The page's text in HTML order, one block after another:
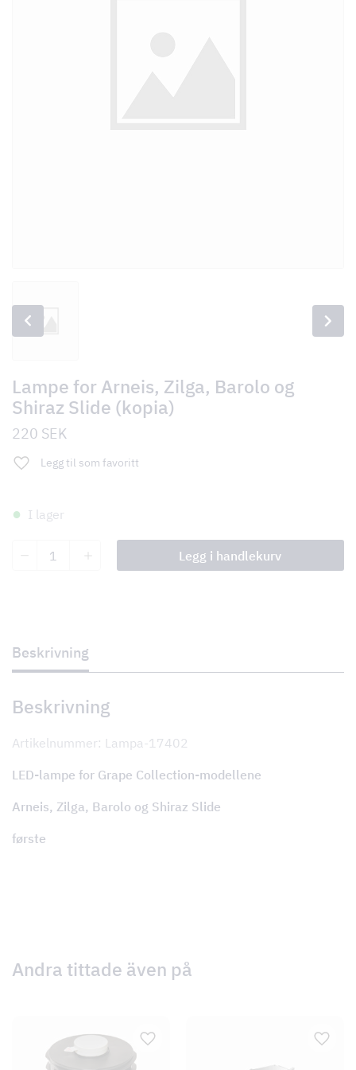
Lampe for Arneis, Zilga, Barolo og
Shiraz Slide (kopia)
220 SEK
Legg til som favoritt
I lager
Slide
(kopia)
antall
Legg i handlekurv
Beskrivning
Beskrivning
Artikelnummer: Lampa-17402
LED-lampe for Grape Collection-modellene
Arneis, Zilga, Barolo og Shiraz Slide
første
Andra tittade även på